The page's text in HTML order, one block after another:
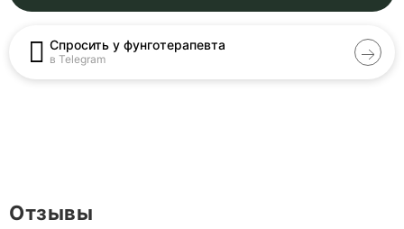
Спросить у фунготерапевта
в Telegram
Отзывы